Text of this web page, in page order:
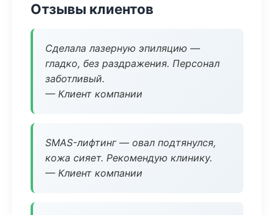
Отзывы клиентов
Сделала лазерную эпиляцию —
гладко, без раздражения. Персонал
заботливый.
— Клиент компании
SMAS-лифтинг — овал подтянулся,
кожа сияет. Рекомендую клинику.
— Клиент компании